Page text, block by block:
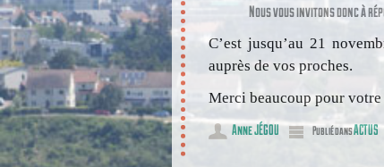
Nous vous invitons donc à
C’est jusqu’au 21
auprès de vos proches.
Merci beaucoup pour
Anne JÉGOU
Publié dansACTUS